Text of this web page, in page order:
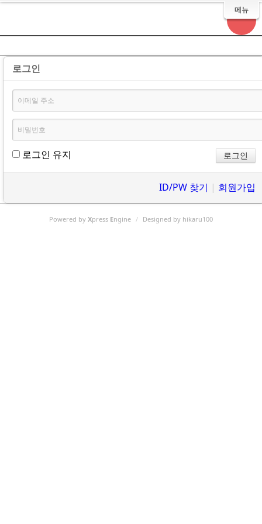
메뉴
로그인
로그인 유지
ID/PW 찾기 | 회원가입
Powered by Xpress Engine / Designed by hikaru100